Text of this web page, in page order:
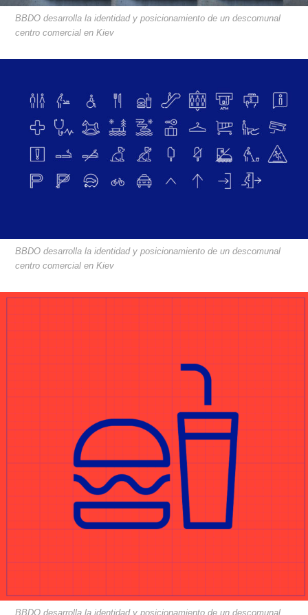
BBDO desarrolla la identidad y posicionamiento de un descomunal
centro comercial en Kiev
BBDO desarrolla la identidad y posicionamiento de un descomunal
centro comercial en Kiev
BBDO desarrolla la identidad y posicionamiento de un descomunal